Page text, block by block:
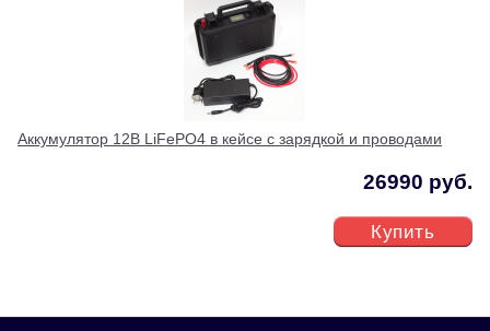
Аккумулятор 12В LiFePO4 в кейсе с зарядкой и проводами
26990 руб.
Купить